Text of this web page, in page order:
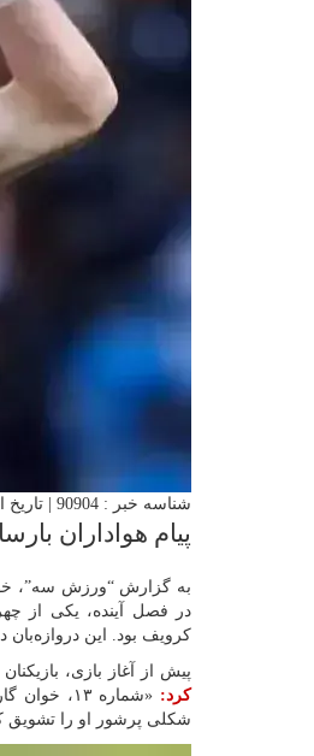
شناسه خبر : 90904 | تاریخ انتشار : 29 می 2025 - 2:14 | 61 بازدید | تعداد دیدگاه :
پیام هواداران
در فصل آینده، یکی از
کرویف بود. این دروازه‌بان
پیش از آغاز بازی،
کرد:
«شماره
شکلی پرشور او را تشویق